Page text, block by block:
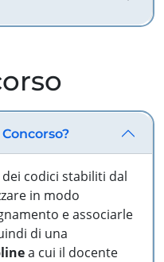
codici stabiliti dal
in modo
e associarle
di una
a cui il docente